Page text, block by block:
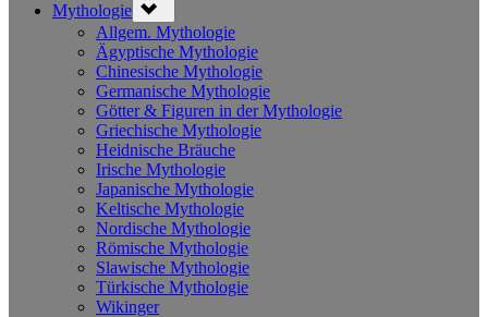
Mythologie sub-
menu
Allgem. Mythologie
Ägyptische Mythologie
Chinesische Mythologie
Germanische Mythologie
Götter & Figuren in der Mythologie
Griechische Mythologie
Heidnische Bräuche
Irische Mythologie
Japanische Mythologie
Keltische Mythologie
Nordische Mythologie
Römische Mythologie
Slawische Mythologie
Türkische Mythologie
Wikinger